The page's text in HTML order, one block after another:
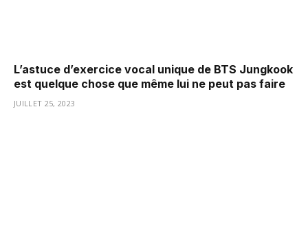
L’astuce d’exercice vocal unique de BTS Jungkook
est quelque chose que même lui ne peut pas faire
JUILLET 25, 2023